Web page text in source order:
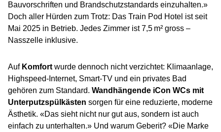
Bauvorschriften und Brandschutzstandards einzuhalten.»
Doch aller Hürden zum Trotz: Das Train Pod Hotel ist seit
Mai 2025 in Betrieb. Jedes Zimmer ist 7,5 m² gross –
Nasszelle inklusive.
Auf Komfort wurde dennoch nicht verzichtet: Klimaanlage,
Highspeed-Internet, Smart-TV und ein privates Bad
gehören zum Standard. Wandhängende iCon WCs mit
Unterputzspülkästen sorgen für eine reduzierte, moderne
Ästhetik. «Das sieht nicht nur gut aus, sondern ist auch
einfach zu unterhalten.» Und warum Geberit? «Die Marke